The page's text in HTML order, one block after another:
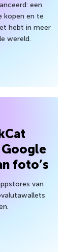
een
kopen en te
hebt in meer
wereld.
foto’s
van